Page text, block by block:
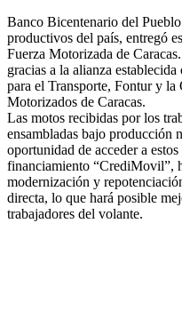
Banco Bicentenario del
productivos del país, entregó
Fuerza Motorizada de
gracias a la alianza
para el Transporte, Fontur y
Motorizados de Caracas.
Las motos recibidas por los
ensambladas bajo producción
oportunidad de acceder a
financiamiento “CrediMovil”,
modernización y
directa, lo que hará posible
trabajadores del volante.